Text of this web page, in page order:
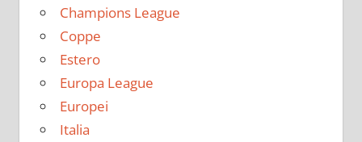
Champions League
Coppe
Estero
Europa League
Europei
Italia